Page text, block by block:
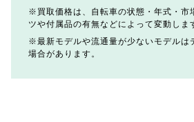
買取価格は、自転車の状態・年式・市
ツや付属品の有無などによって変動しま
最新モデルや流通量が少ないモデルは
場合があります。